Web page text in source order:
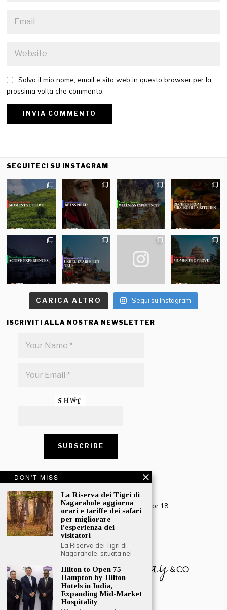
Salva il mio nome, email e sito web in questo browser per la
prossima volta che commento.
SEGUITECI SU INSTAGRAM
CARICA ALTRO Segui su Instagram
ISCRIVITI ALLA NOSTRA NEWSLETTER
CONTACT US
Creative Travel Pvt. Ltd.
Creative Plaza, 283 Udyog Vihar Phase 2, Sector 18
Gurugram, Haryana – 122016, India
Tel: +91-124 4567777
engage@southasiatraveljournal.com
DON'T MISS
La Riserva dei Tigri di
Nagarahole aggiorna
orari e tariffe dei safari
per migliorare
l’esperienza dei
visitatori
La Riserva dei Tigri di
Nagarahole, situata nel
Hilton to Open 75
Hampton by Hilton
Hotels in India,
Expanding Mid-Market
Hospitality